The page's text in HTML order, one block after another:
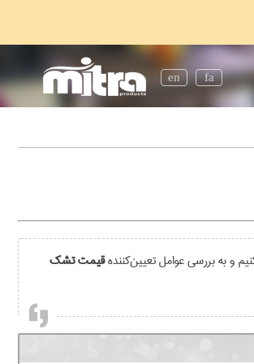
fa
en
و به بررسی عوامل تعیین‌کنندهقیمت تشک